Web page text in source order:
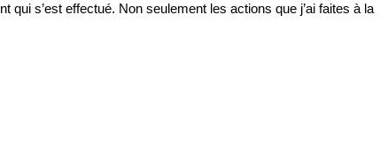
qui s’est effectué. Non seulement les actions que j’ai faites à la